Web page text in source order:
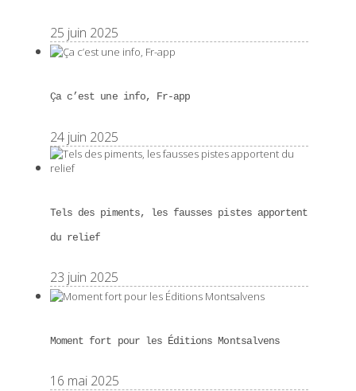
25 juin 2025
Ça c’est une info, Fr-app
24 juin 2025
Tels des piments, les fausses pistes apportent
du relief
23 juin 2025
Moment fort pour les Éditions Montsalvens
16 mai 2025